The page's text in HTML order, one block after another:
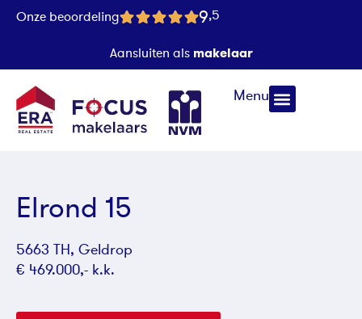
Onze beoordeling 9,5
Aansluiten als makelaar
Menu
Elrond 15
5663 TH, Geldrop
€ 469.000,- k.k.